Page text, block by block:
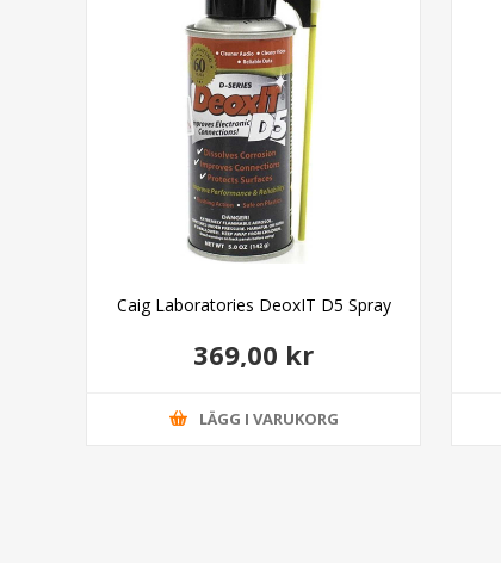
Caig Laboratories DeoxIT D5 Spray
369,00 kr
LÄGG I VARUKORG